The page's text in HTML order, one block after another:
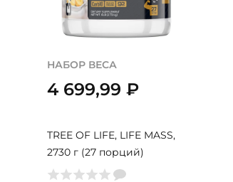
НАБОР ВЕСА
4 699,99 ₽
TREE OF LIFE, LIFE MASS,
2730 г (27 порций)